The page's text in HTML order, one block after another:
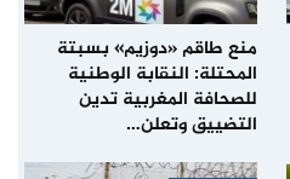
منع طاقم «دوزيم» بسبتة
المحتلة: النقابة الوطنية
للصحافة المغربية تدين
التضييق وتعلن…